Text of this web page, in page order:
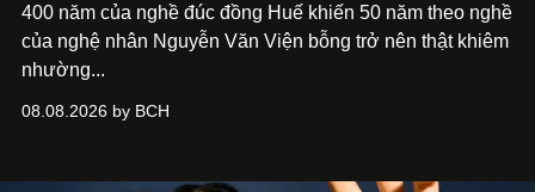
400 năm của nghề đúc đồng Huế khiến 50 năm theo nghề
của nghệ nhân Nguyễn Văn Viện bỗng trở nên thật khiêm
nhường...
08.08.2026 by BCH